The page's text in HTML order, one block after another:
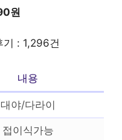
원
: 1,296건
내용
대야/다라이
접이식가능